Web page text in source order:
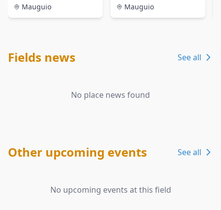
Mauguio
Mauguio
Fields news See all
No place news found
Other upcoming events See all
No upcoming events at this field